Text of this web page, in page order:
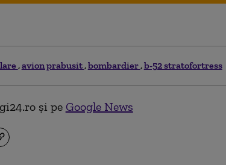
avion prabusit bombardier b-52 stratofortress
și pe Google News